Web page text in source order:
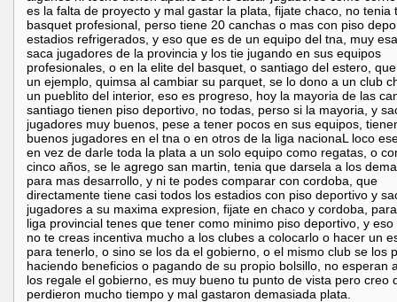
es la falta de proyecto y mal gastar la plata, fijate chaco, no tenia
basquet profesional, perso tiene 20 canchas o mas con piso
estadios refrigerados, y eso que es de un equipo del tna, muy
saca jugadores de la provincia y los tie jugando en sus equipos
profesionales, o en la elite del basquet, o santiago del estero,
un ejemplo, quimsa al cambiar su parquet, se lo dono a un club
un pueblito del interior, eso es progreso, hoy la mayoria de las
santiago tienen piso deportivo, no todas, perso si la mayoria, y
jugadores muy buenos, pese a tener pocos en sus equipos,
buenos jugadores en el tna o en otros de la liga nacionaL loco
en vez de darle toda la plata a un solo equipo como regatas, o
cinco años, se le agrego san martin, tenia que darsela a los
para mas desarrollo, y ni te podes comparar con cordoba, que
directamente tiene casi todos los estadios con piso deportivo y
jugadores a su maxima expresion, fijate en chaco y cordoba,
liga provincial tenes que tener como minimo piso deportivo, y eso
no te creas incentiva mucho a los clubes a colocarlo o hacer un
para tenerlo, o sino se los da el gobierno, o el mismo club se los
haciendo beneficios o pagando de su propio bolsillo, no esperan
los regale el gobierno, es muy bueno tu punto de vista pero creo
perdieron mucho tiempo y mal gastaron demasiada plata.